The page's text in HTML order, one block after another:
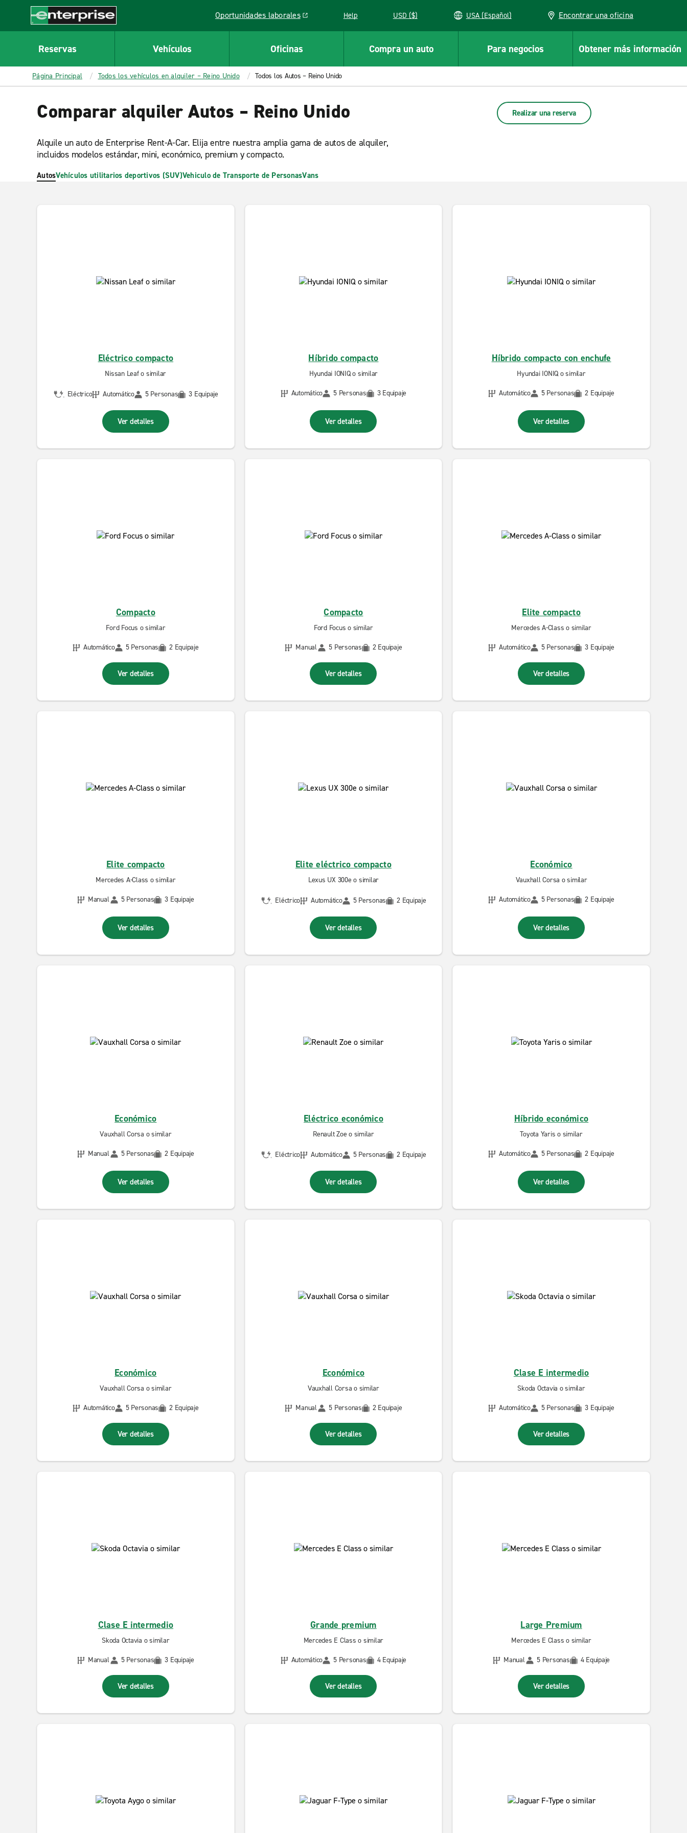
CONTENT
Enterprise
Oportunidades laborales
Link opens in a new window Help USD ($) USA (Español) Encontrar una oficina
Reservas Vehículos Oficinas Compra un auto Para negocios Obtener más información
Página Principal Todos los vehículos en alquiler – Reino Unido Todos los Autos – Reino Unido
Comparar alquiler Autos – Reino Unido
Alquile un auto de Enterprise Rent-A-Car. Elija entre nuestra amplia gama de autos de alquiler,
incluidos modelos estándar, mini, económico, premium y compacto.
Realizar una reserva
AutosVehículos utilitarios deportivos (SUV)Vehiculo de Transporte de PersonasVans
Eléctrico compacto
Nissan Leaf o similar
Eléctrico Automático 5 Personas 3 Equipaje
Ver detalles
Híbrido compacto
Hyundai IONIQ o similar
Automático
5 Personas 3 Equipaje
Ver detalles
Híbrido compacto con enchufe
Hyundai IONIQ o similar
Automático
5 Personas 2 Equipaje
Ver detalles
Compacto
Ford Focus o similar
Automático
5 Personas 2 Equipaje
Ver detalles
Compacto
Ford Focus o similar
Manual
5 Personas 2 Equipaje
Ver detalles
Elite compacto
Mercedes A-Class o similar
Automático
5 Personas 3 Equipaje
Ver detalles
Elite compacto
Mercedes A-Class o similar
Manual
5 Personas 3 Equipaje
Ver detalles
Elite eléctrico compacto
Lexus UX 300e o similar
Eléctrico Automático 5 Personas 2 Equipaje
Ver detalles
Económico
Vauxhall Corsa o similar
Automático
5 Personas 2 Equipaje
Ver detalles
Económico
Vauxhall Corsa o similar
Manual
5 Personas 2 Equipaje
Ver detalles
Eléctrico económico
Renault Zoe o similar
Eléctrico Automático 5 Personas 2 Equipaje
Ver detalles
Híbrido económico
Toyota Yaris o similar
Automático
5 Personas 2 Equipaje
Ver detalles
Económico
Vauxhall Corsa o similar
Automático
5 Personas 2 Equipaje
Ver detalles
Económico
Vauxhall Corsa o similar
Manual
5 Personas 2 Equipaje
Ver detalles
Clase E intermedio
Skoda Octavia o similar
Automático
5 Personas 3 Equipaje
Ver detalles
Clase E intermedio
Skoda Octavia o similar
Manual
5 Personas 3 Equipaje
Ver detalles
Grande premium
Mercedes E Class o similar
Automático
5 Personas 4 Equipaje
Ver detalles
Large Premium
Mercedes E Class o similar
Manual
5 Personas 4 Equipaje
Ver detalles